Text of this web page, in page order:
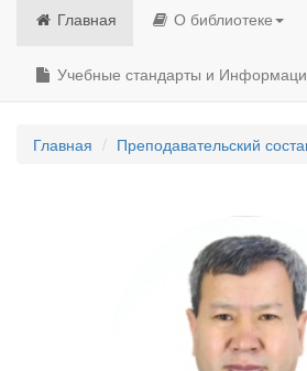
Главная О библиотеке
Учебные стандарты и
Главная Преподавательский